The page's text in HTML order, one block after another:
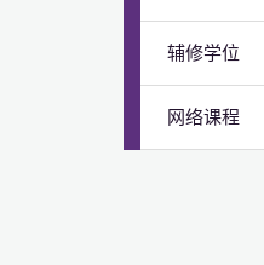
辅修学位
网络课程